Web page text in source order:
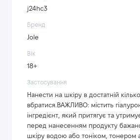
j24hc3
Бренд
Jole
Вік
18+
Застосування
Нанести на шкіру в достатній
вбратися.ВАЖЛИВО: містить
інгредієнт, який притягує та
перед нанесенням продукту
шкіру водою або тоніком, тонером